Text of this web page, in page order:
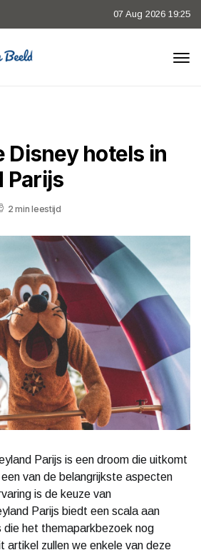
07 Aug 2026 19:25
Disney hotels in
Parijs
2 min leestijd
Parijs is een droom die uitkomt
van de belangrijkste aspecten
is de keuze van
Parijs biedt een scala aan
die het themaparkbezoek nog
artikel zullen we enkele van deze